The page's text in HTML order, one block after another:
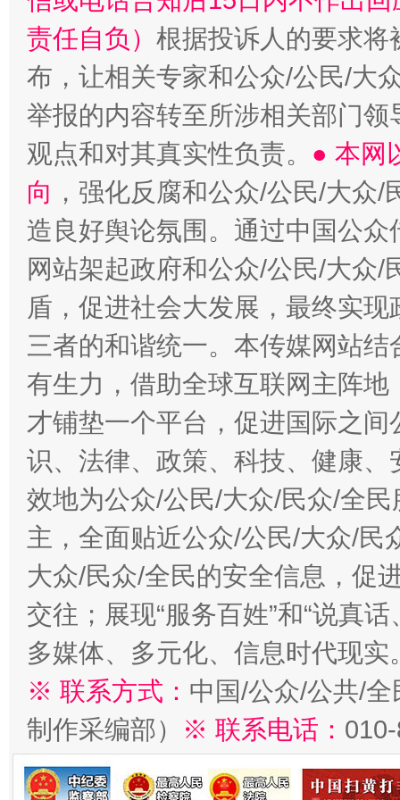
责任自负） 根据投诉人的要求将
布，让相关专家和公众/公民/大
举报的内容转至所涉相关部门
观点和对其真实性负责。 ● 本网
向 ，强化反腐和公众/公民/大众
造良好舆论氛围。通过中国公
网站架起政府和公众/公民/大众
盾，促进社会大发展，最终实
三者的和谐统一。本传媒网站
有生力，借助全球互联网主阵
才铺垫一个平台，促进国际之
识、法律、政策、科技、健康
效地为公众/公民/大众/民众/全
主，全面贴近公众/公民/大众/民
大众/民众/全民的安全信息，促
交往；展现“服务百姓”和“说真
多媒体、多元化、信息时代现实
※ 联系方式： 中国/公众/公共/
制作采编部）
※ 联系电话：